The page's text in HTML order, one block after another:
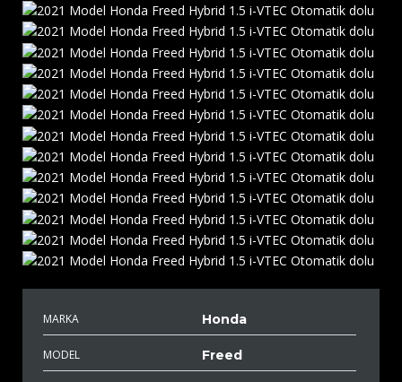
MARKA Honda
MODEL Freed